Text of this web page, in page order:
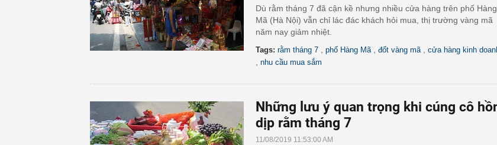
Dù rằm tháng 7 đã cận kề nhưng nhiều cửa hàng trên phố Hàng
Mã (Hà Nội) vẫn chỉ lác đác khách hỏi mua, thị trường vàng mã
năm nay giảm nhiệt.
Tags: rằm tháng 7 phố Hàng Mã đốt vàng mã cửa hàng kinh
nhu cầu mua sắm
Những lưu ý quan trọng khi cúng cô
dịp rằm tháng 7
11/08/2019 11:53:00 AM